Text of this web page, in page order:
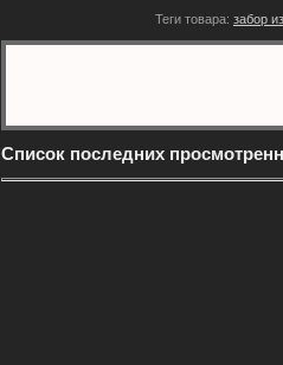
Теги товара: забор
Список последних